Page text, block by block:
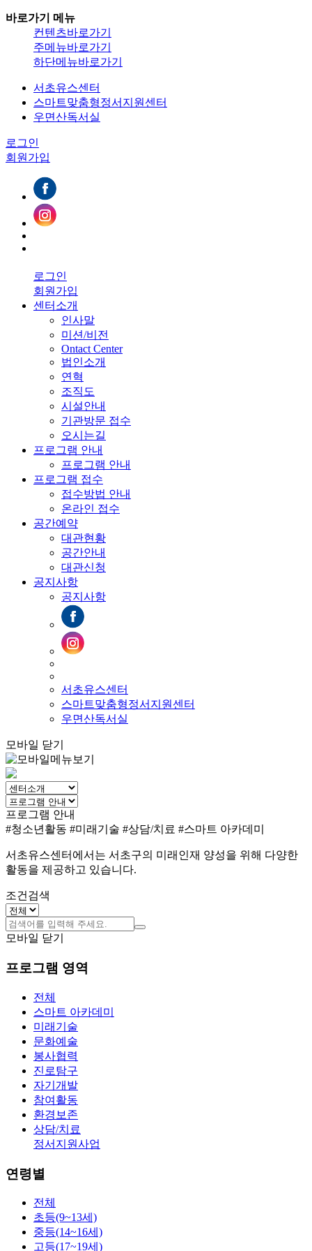
바로가기 메뉴
컨텐츠바로가기
주메뉴바로가기
하단메뉴바로가기
서초유스센터
스마트맞춤형정서지원센터
우면산독서실
로그인
회원가입
로그인
회원가입
센터소개
인사말
미션/비전
Ontact Center
법인소개
연혁
조직도
시설안내
기관방문 접수
오시는길
프로그램 안내
프로그램 안내
프로그램 접수
접수방법 안내
온라인 접수
공간예약
대관현황
공간안내
대관신청
공지사항
공지사항
서초유스센터
스마트맞춤형정서지원센터
우면산독서실
모바일 닫기
프로그램 안내
#청소년활동 #미래기술 #상담/치료 #스마트 아카데미
서초유스센터에서는 서초구의 미래인재 양성을 위해 다양한
활동을 제공하고 있습니다.
조건검색
모바일 닫기
프로그램 영역
전체
스마트 아카데미
미래기술
문화예술
봉사협력
진로탐구
자기개발
참여활동
환경보존
상담/치료
정서지원사업
연령별
전체
초등(9~13세)
중등(14~16세)
고등(17~19세)